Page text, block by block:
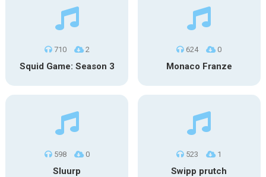
710 2
Squid Game: Season 3
624 0
Monaco Franze
598 0
Sluurp
523 1
Swipp prutch